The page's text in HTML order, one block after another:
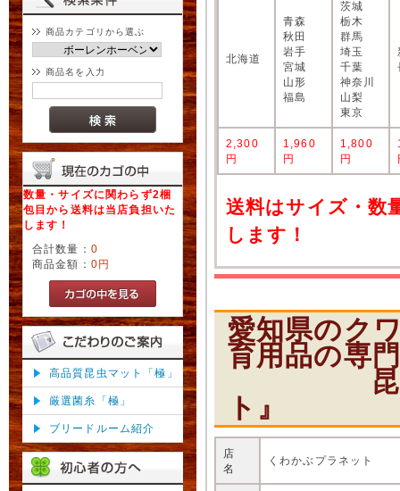
商品カテゴリから選ぶ
商品名を入力
数量・サイズに関わらず2梱
包目から送料は当店負担いた
します！
合計数量： 0
商品金額： 0円
高品質昆虫マット「極」
厳選菌糸「極」
ブリードルーム紹介
北海道
青森
秋田
岩手
宮城
山形
福島
茨城
栃木
群馬
埼玉
千葉
神奈川
山梨
東京
2,300
円
1,960
円
1,800
円
送料はサイズ・数
します！
愛知県のク
育用品の専
昆虫シ
ト』
店
名
くわかぶプラネット